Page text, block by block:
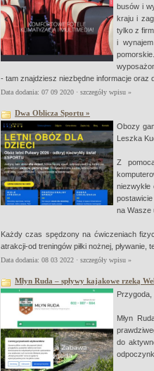
busów i
kraju i
tylko z
i
- tam znajdziesz niezbędne informacje oraz
Data dodania: 07 09 2020 · szczegóły wpisu »
Dwa Oblicza Sportu »
Obozy
Leszka
Z
na Wasze
Każdy czas spędzony na ćwiczeniach
atrakcji-od treningów piłki nożnej, pływanie,
Data dodania: 08 03 2022 · szczegóły wpisu »
Młyn Ruda – spływy kajakowe rzeką
Przygoda,
Młyn
do